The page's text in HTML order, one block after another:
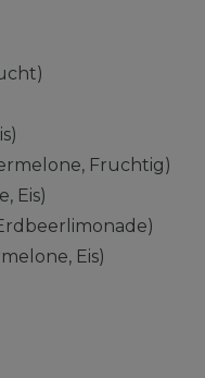
Fruchtig)
Eis)
Eis)